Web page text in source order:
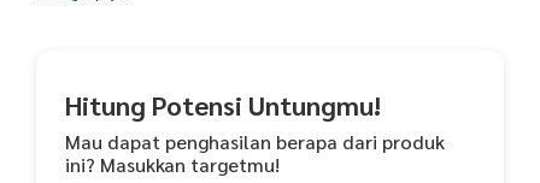
perlu membuka hijab
kesan cantik dan mewah pada mukena LAVSHA SERIES ini
Hitung Potensi Untungmu!
Mau dapat penghasilan berapa dari produk
ini? Masukkan targetmu!